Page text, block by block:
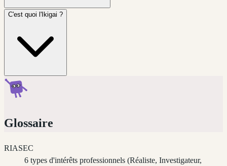
C'est quoi l'Ikigai ?
Glossaire
RIASEC
6 types d'intérêts professionnels (Réaliste, Investigateur,